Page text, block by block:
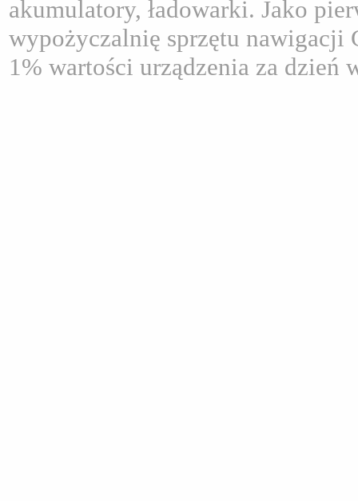
akumulatory, ładowarki. Jako
wypożyczalnię sprzętu nawigacji
1% wartości urządzenia za dzień